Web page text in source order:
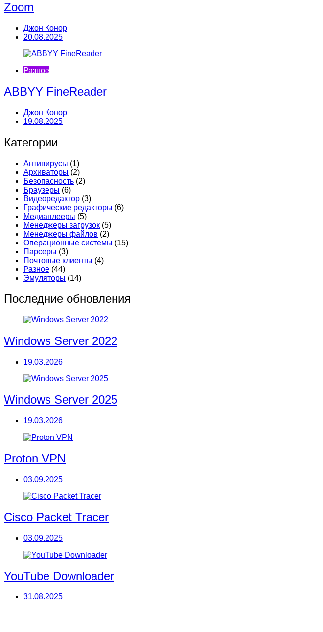
Zoom
Джон Конор
20.08.2025
Разное
ABBYY FineReader
Джон Конор
19.08.2025
Категории
Антивирусы (1)
Архиваторы (2)
Безопасность (2)
Браузеры (6)
Видеоредактор (3)
Графические редакторы (6)
Медиаплееры (5)
Менеджеры загрузок (5)
Менеджеры файлов (2)
Операционные системы (15)
Парсеры (3)
Почтовые клиенты (4)
Разное (44)
Эмуляторы (14)
Последние обновления
Windows Server 2022
19.03.2026
Windows Server 2025
19.03.2026
Proton VPN
03.09.2025
Cisco Packet Tracer
03.09.2025
YouTube Downloader
31.08.2025